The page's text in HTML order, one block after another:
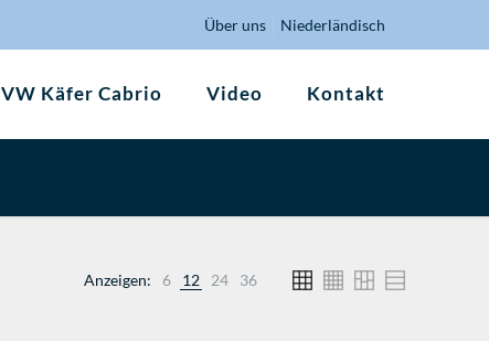
Über uns Niederländisch
VW Käfer Cabrio Video Kontakt
Anzeigen: 6 12 24 36